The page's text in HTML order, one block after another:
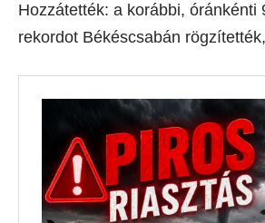
Hozzátették: a korábbi, óránkénti
rekordot Békéscsabán